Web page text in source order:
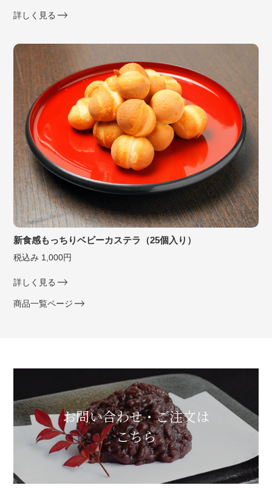
詳しく見る
新食感もっちりベビーカステラ（25個入り）
税込み 1,000円
詳しく見る
商品一覧ページ
お問い合わせ・ご注文は
こちら